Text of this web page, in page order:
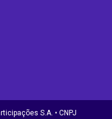
S.A. • CNPJ